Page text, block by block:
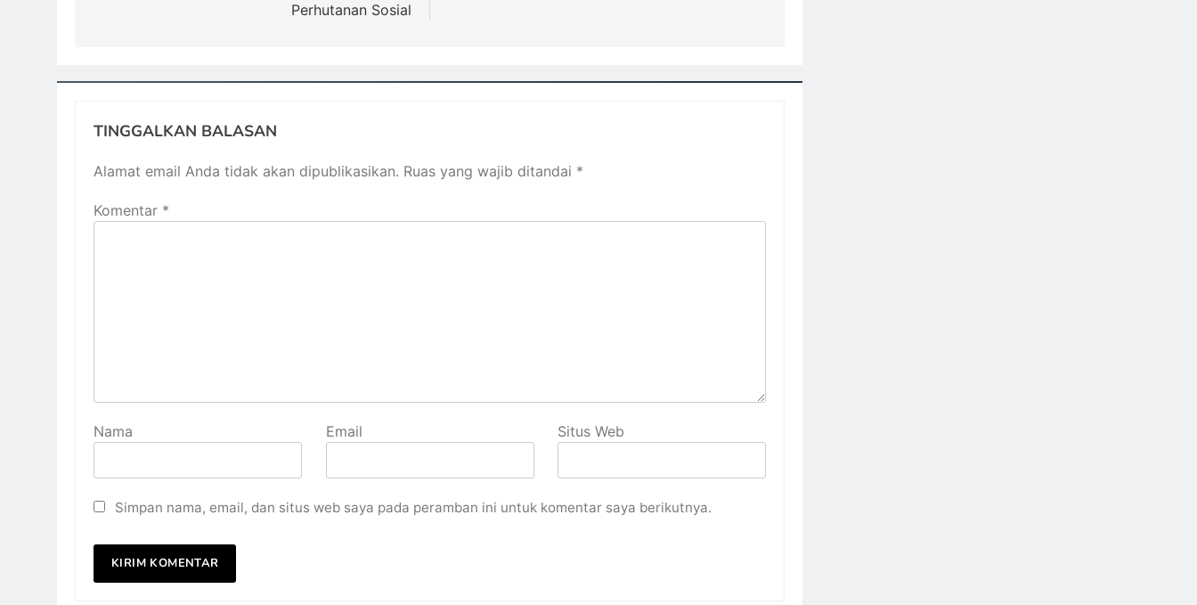
Perhutanan Sosial
TINGGALKAN BALASAN
Alamat email Anda tidak akan dipublikasikan. Ruas yang wajib ditandai *
Komentar *
Nama Email Situs Web
Simpan nama, email, dan situs web saya pada peramban ini untuk komentar saya berikutnya.